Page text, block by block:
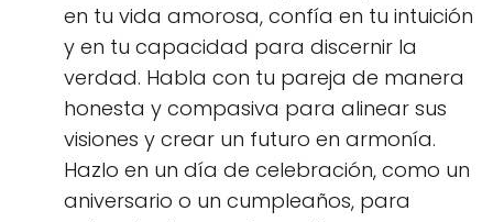
en tu vida amorosa, confía en tu intuición
y en tu capacidad para discernir la
verdad. Habla con tu pareja de manera
honesta y compasiva para alinear sus
visiones y crear un futuro en armonía.
Hazlo en un día de celebración, como un
aniversario o un cumpleaños, para